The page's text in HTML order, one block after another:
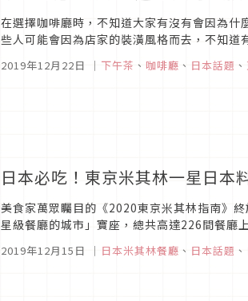
在選擇咖啡廳時，不知道大家有沒有會因為
些人可能會因為店家的裝潢風格而去，不知道
Japaholic編輯部這邊特別精選了５間在東京
2019年12月22日 ｜ 下午茶 、 咖啡廳 、 日本話題 、
日本必吃！東京米其林一星日本
美食家萬眾矚目的《2020東京米其林指南》
星級餐廳的城市」寶座，總共高達226間餐廳
2019年12月15日 ｜ 日本米其林餐廳 、 日本話題 、